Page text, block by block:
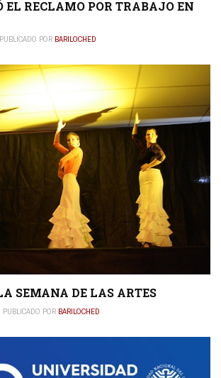
EL RECLAMO POR TRABAJO EN
PUBLICADO POR BARILOCHED
SEMANA DE LAS ARTES
PUBLICADO POR BARILOCHED